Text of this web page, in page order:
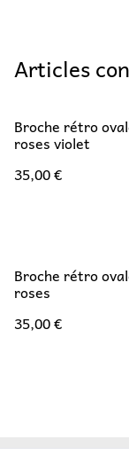
Articles
Broche rétro
roses violet
35,00 €
Broche rétro
roses
35,00 €